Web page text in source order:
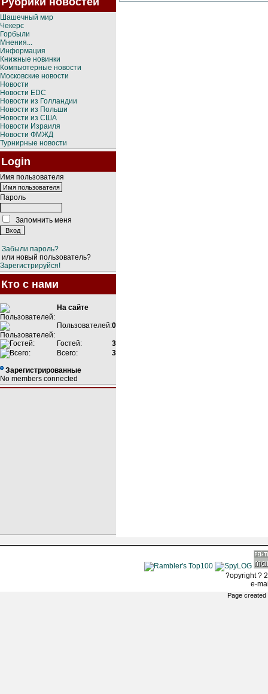
Шашечный мир
Чекерс
Горбыли
Мнения...
Информация
Книжные новинки
Компьютерные новости
Московские новости
Новости
Новости EDC
Новости из Голландии
Новости из Польши
Новости из США
Новости Израиля
Новости ФМЖД
Турнирные новости
Login
Имя пользователя
Пароль
Запомнить меня
Забыли пароль?
или новый пользователь?
Зарегистрируйся!
Кто с нами
На сайте
Пользователей:0
Гостей:
3
Всего:
3
Зарегистрированные
No members connected
?opyright ?
e-
Page